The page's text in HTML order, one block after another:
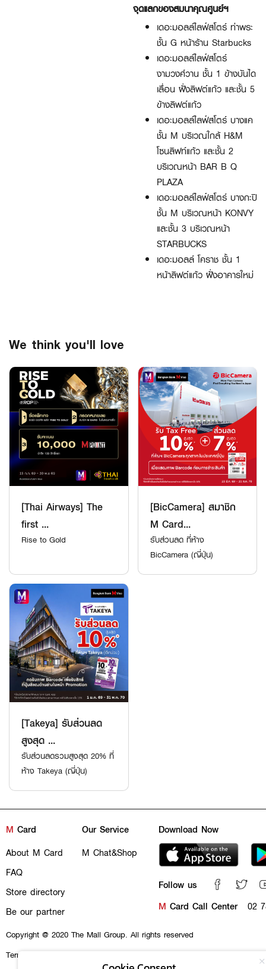
จุดแลกของสมนาคุณศูนย์ฯ
เดอะมอลล์ไลฟ์สโตร์ ท่าพระ
ชั้น G หน้าร้าน Starbucks
เดอะมอลล์ไลฟ์สโตร์
งามวงศ์วาน ชั้น 1 ข้างบันได
เลื่อน ฝั่งลิฟต์แก้ว และชั้น 5
ข้างลิฟต์แก้ว
เดอะมอลล์ไลฟ์สโตร์ บางแค
ชั้น M บริเวณใกล้ H&M
โซนลิฟท์แก้ว และชั้น 2
บริเวณหน้า BAR B Q
PLAZA
เดอะมอลล์ไลฟ์สโตร์ บางกะปิ
ชั้น M บริเวณหน้า KONVY
และชั้น 3 บริเวณหน้า
STARBUCKS
เดอะมอลล์ โคราช ชั้น 1
หน้าลิฟต์แก้ว ฝั่งอาคารใหม่
We think you'll love
[Thai Airways] The
first ...
Rise to Gold
[BicCamera] สมาชิก
M Card...
รับส่วนลด ที่ห้าง
BicCamera (ญี่ปุ่น)
[Takeya] รับส่วนลด
สูงสุด ...
รับส่วนลดรวมสูงสุด 20% ที่
ห้าง Takeya (ญี่ปุ่น)
M Card
About M Card
FAQ
Store directory
Be our partner
Our Service
M Chat&Shop
Download Now
Follow us
M Card Call Center 02
Copyright @ 2020 The Mall Group. All rights reserved
Terms & conditions